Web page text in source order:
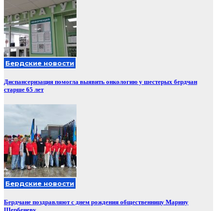
Бердские новости
Диспансеризация помогла выявить онкологию у шестерых бердчан
старше 65 лет
Бердские новости
Бердчане поздравляют с днем рождения общественницу Марину